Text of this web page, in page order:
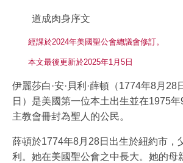
道成肉身序文
經課於2024年美國聖公會總議會修訂。
本文最後更新於2025年1月5日
伊麗莎白·安·貝利·薛頓（1774年8月28
日）是美國第一位本土出生並在1975
主教會冊封為聖人的公民。
薛頓於1774年8月28日出生於紐約市，
利。她在美國聖公會之中長大。她的母